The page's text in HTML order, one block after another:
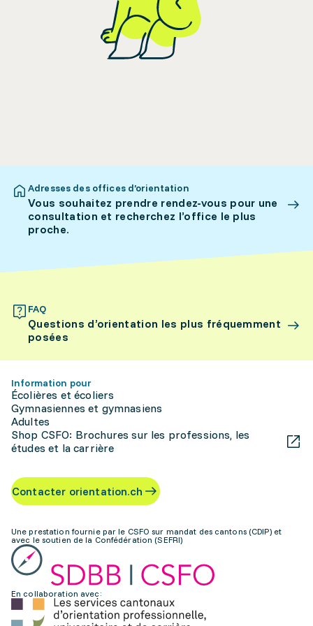
Adresses des offices d’orientation
Vous souhaitez prendre rendez-vous pour une
consultation et recherchez l’office le plus
proche.
FAQ
Questions d’orientation les plus fréquemment
posées
Information pour
Écolières et écoliers
Gymnasiennes et gymnasiens
Adultes
Shop CSFO: Brochures sur les professions, les
études et la carrière
Contacter orientation.ch
Une prestation fournie par le CSFO sur mandat des cantons (CDIP) et
avec le soutien de la Confédération (SEFRI)
En collaboration avec: